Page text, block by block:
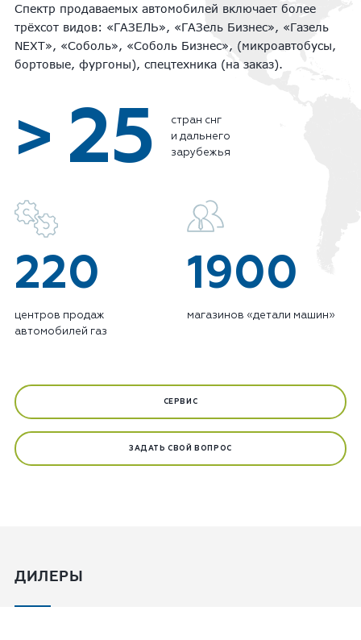
Спектр продаваемых автомобилей включает более
трёхсот видов: «ГАЗЕЛЬ», «ГАЗель Бизнес», «Газель
NEXT», «Соболь», «Соболь Бизнес», (микроавтобусы,
бортовые, фургоны), спецтехника (на заказ).
> 25
стран снг
и дальнего
зарубежья
220
центров продаж
автомобилей газ
1900
магазинов «детали машин»
СЕРВИС
ЗАДАТЬ СВОЙ ВОПРОС
ДИЛЕРЫ